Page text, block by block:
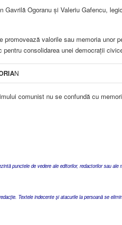
Gavrilă Ogoranu și Valeriu Gafencu,
promovează valorile sau memoria unor
consolidarea unei democrații
N
comunist nu se confundă cu
punctele de vedere ale editorilor, redactorilor sau
Textele indecente şi atacurile la persoană se